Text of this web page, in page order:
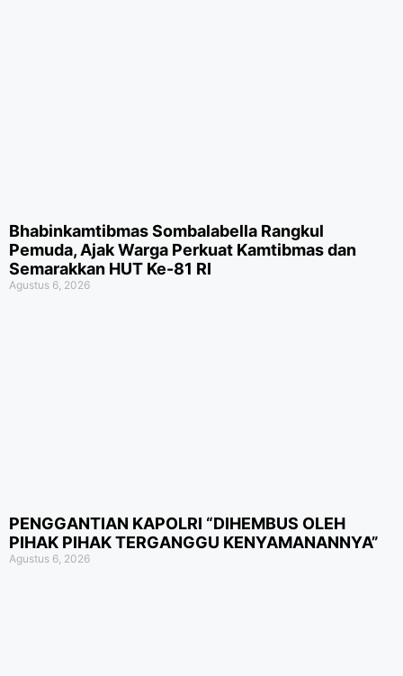
Bhabinkamtibmas Sombalabella Rangkul
Pemuda, Ajak Warga Perkuat Kamtibmas dan
Semarakkan HUT Ke-81 RI
Agustus 6, 2026
PENGGANTIAN KAPOLRI “DIHEMBUS OLEH
PIHAK PIHAK TERGANGGU KENYAMANANNYA”
Agustus 6, 2026